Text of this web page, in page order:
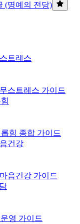
(명예의 전당)
트레스
스트레스 가이드
힘 종합 가이드
건강
음건강 가이드
영 가이드